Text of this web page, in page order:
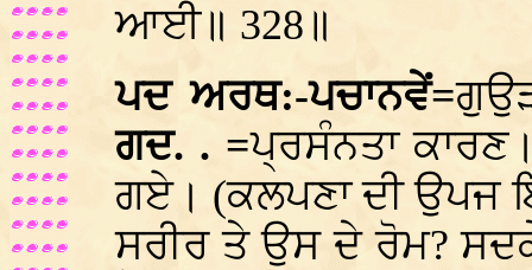
ਆਈ॥ 328॥
ਪਦ ਅਰਥ:-ਪਚਾਨਵੇਂ=
ਗਦ. . =ਪ੍ਰਸੰਨਤਾ
ਗਏ। (ਕਲਪਣਾ ਦੀ ਉਪਜ
ਸਰੀਰ ਤੇ ਉਸ ਦੇ ਰੋਮ?